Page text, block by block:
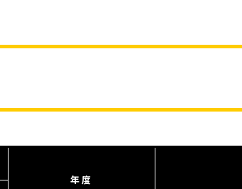
年度